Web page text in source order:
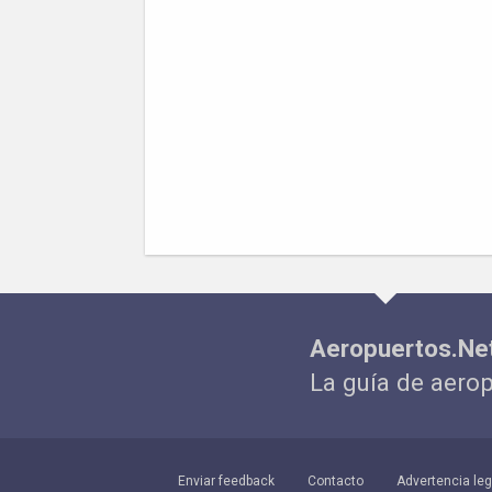
La guía de
Enviar feedback Contacto Advertencia